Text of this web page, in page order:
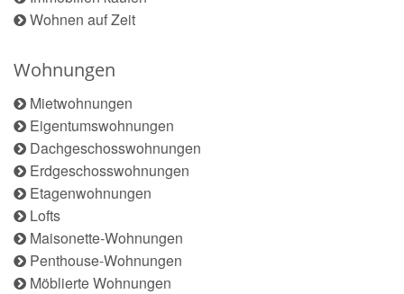
Wohnen auf Zeit
Wohnungen
Mietwohnungen
Eigentumswohnungen
Dachgeschosswohnungen
Erdgeschosswohnungen
Etagenwohnungen
Lofts
Maisonette-Wohnungen
Penthouse-Wohnungen
Möblierte Wohnungen